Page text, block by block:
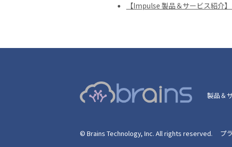
【Impulse 製品＆サービス紹介
製品＆
© Brains Technology, Inc. All rights reserved. プ